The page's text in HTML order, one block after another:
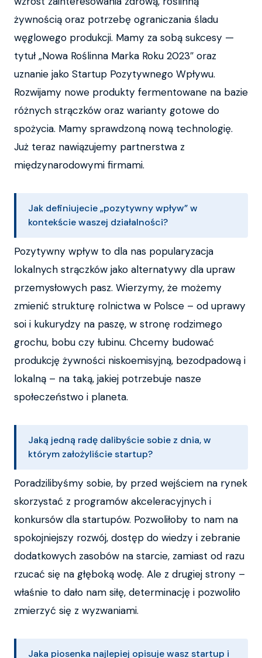
żywnością oraz potrzebę ograniczania śladu
węglowego produkcji. Mamy za sobą sukcesy —
tytuł „Nowa Roślinna Marka Roku 2023″ oraz
uznanie jako Startup Pozytywnego Wpływu.
Rozwijamy nowe produkty fermentowane na bazie
różnych strączków oraz warianty gotowe do
spożycia. Mamy sprawdzoną nową technologię.
Już teraz nawiązujemy partnerstwa z
międzynarodowymi firmami.
Jak definiujecie „pozytywny wpływ” w
kontekście waszej działalności?
Pozytywny wpływ to dla nas popularyzacja
lokalnych strączków jako alternatywy dla upraw
przemysłowych pasz. Wierzymy, że możemy
zmienić strukturę rolnictwa w Polsce – od uprawy
soi i kukurydzy na paszę, w stronę rodzimego
grochu, bobu czy łubinu. Chcemy budować
produkcję żywności niskoemisyjną, bezodpadową i
lokalną – na taką, jakiej potrzebuje nasze
społeczeństwo i planeta.
Jaką jedną radę dalibyście sobie z dnia, w
którym założyliście startup?
Poradzilibyśmy sobie, by przed wejściem na rynek
skorzystać z programów akceleracyjnych i
konkursów dla startupów. Pozwoliłoby to nam na
spokojniejszy rozwój, dostęp do wiedzy i zebranie
dodatkowych zasobów na starcie, zamiast od razu
rzucać się na głęboką wodę. Ale z drugiej strony –
właśnie to dało nam siłę, determinację i pozwoliło
zmierzyć się z wyzwaniami.
Jaka piosenka najlepiej opisuje wasz startup i